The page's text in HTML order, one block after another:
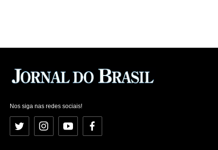
Nos siga nas redes sociais!
Twitter InstagramYouTubeFacebook